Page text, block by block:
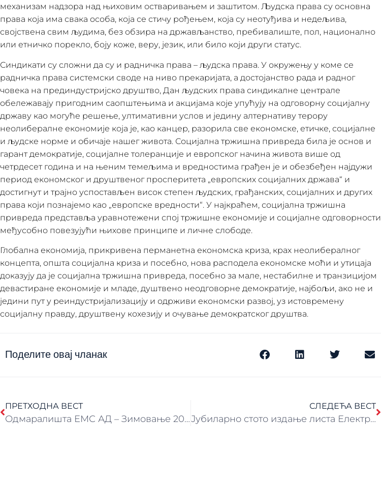
механизам надзора над њиховим остваривањем и заштитом. Људска права су основна
права која има свака особа, која се стичу рођењем, која су неотуђива и недељива,
својствена свим људима, без обзира на држављанство, пребивалиште, пол, национално
или етничко порекло, боју коже, веру, језик, или било који други статус.
Синдикати су сложни да су и радничка права – људска права. У окружењу у коме се
радничка права системски своде на ниво прекаријата, а достојанство рада и радног
човека на прединдустријско друштво, Дан људских права синдикалне централе
обележавају пригодним саопштењима и акцијама које упућују на одговорну социјалну
државу као могуће решење, ултимативни услов и једину алтернативу терору
неолибералне економије која је, као канцер, разорила све економске, етичке, социјалне
и људске норме и обичаје нашег живота. Социјална тржишна привреда била је основ и
гарант демократије, социјалне толеранције и европског начина живота више од
четрдесет година и на њеним темељима и вредностима грађен је и обезбеђен најдужи
период економског и друштвеног просперитета „европских социјалних држава“ и
достигнут и трајно успостављен висок степен људских, грађанских, социјалних и других
права који познајемо као „европске вредности“. У најкраћем, социјална тржишна
привреда представља уравнотежени спој тржишне економије и социјалне одговорности
међусобно повезујући њихове принципе и личне слободе.
Глобална економија, прикривена перманетна економска криза, крах неолибералног
концепта, општа социјална криза и посебно, нова расподела економске моћи и утицаја
доказују да је социјална тржишна привреда, посебно за мале, нестабилне и транзицијом
девастиране економије и младе, душтвено неодговорне демократије, најбољи, ако не и
једини пут у реиндустријализацију и одрживи економски развој, уз истовремену
социјалну правду, друштвену кохезију и очување демократског друштва.
Поделите овај чланак
ПРЕТХОДНА ВЕСТ
Одмаралишта ЕМС АД – Зимовање 2021./2022.
СЛЕДЕЋА ВЕСТ
Јубиларно стото издање листа Електромреже Србије